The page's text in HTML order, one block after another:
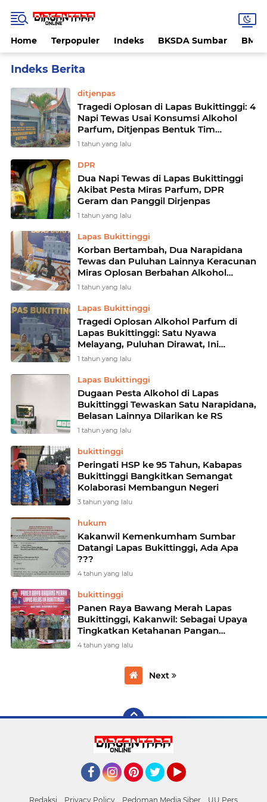
Home Terpopuler Indeks BKSDA Sumbar
ditjenpas
Tragedi Oplosan di Lapas Bukittinggi: 4
Napi Tewas Usai Konsumsi Alkohol
Parfum, Ditjenpas Bentuk Tim
Investigasi
1 tahun yang lalu
DPR
Dua Napi Tewas di Lapas Bukittinggi
Akibat Pesta Miras Parfum, DPR
Geram dan Panggil Dirjenpas
1 tahun yang lalu
Lapas Bukittinggi
Korban Bertambah, Dua Narapidana
Tewas dan Puluhan Lainnya Keracunan
Miras Oplosan Berbahan Alkohol
Parfum di Lapas Bukittinggi
1 tahun yang lalu
Lapas Bukittinggi
Tragedi Oplosan Alkohol Parfum di
Lapas Bukittinggi: Satu Nyawa
Melayang, Puluhan Dirawat, Ini
Penjelasan Lengkap Kakanwil
1 tahun yang lalu
Lapas Bukittinggi
Dugaan Pesta Alkohol di Lapas
Bukittinggi Tewaskan Satu Narapidana,
Belasan Lainnya Dilarikan ke RS
1 tahun yang lalu
bukittinggi
Peringati HSP ke 95 Tahun, Kabapas
Bukittinggi Bangkitkan Semangat
Kolaborasi Membangun Negeri
3 tahun yang lalu
hukum
Kakanwil Kemenkumham Sumbar
Datangi Lapas Bukittinggi, Ada Apa
???
4 tahun yang lalu
bukittinggi
Panen Raya Bawang Merah Lapas
Bukittinggi, Kakanwil: Sebagai Upaya
Tingkatkan Ketahanan Pangan
Nasional
4 tahun yang lalu
Next
Redaksi Privacy Policy Pedoman Media Siber UU Pers